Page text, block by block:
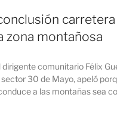
zona montañosa
dirigente comunitario Félix
30 de Mayo, apeló
a las montañas sea